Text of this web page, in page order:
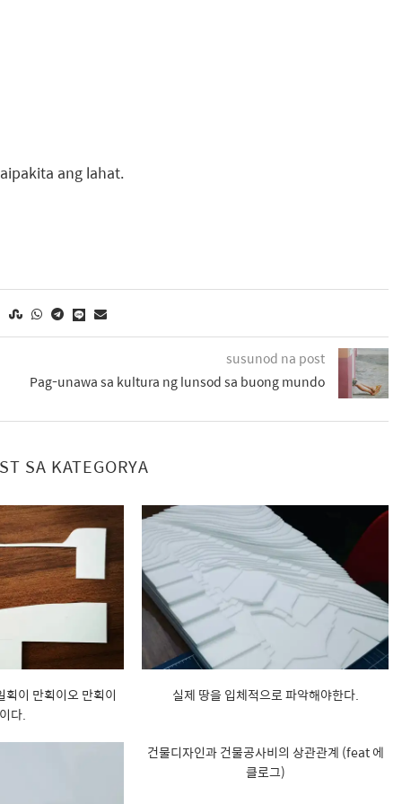
ang lahat.
susunod na post
Pag-unawa sa kultura ng lunsod sa buong mundo
SA KATEGORYA
획이 만획이오 만획이
다.
실제 땅을 입체적으로 파악해야한다.
건물디자인과 건물공사비의 상관관계 (feat 에
클로그)